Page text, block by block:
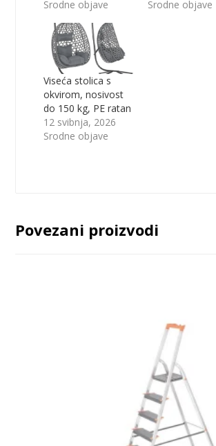
Srodne objave Srodne objave
Viseća stolica s
okvirom, nosivost
do 150 kg, PE ratan
12 svibnja, 2026
Srodne objave
Povezani proizvodi